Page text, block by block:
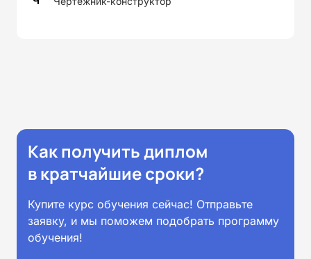
Как получить диплом
в кратчайшие сроки?
Купите курс обучения сейчас! Отправьте
заявку, и мы поможем подобрать программу
обучения!